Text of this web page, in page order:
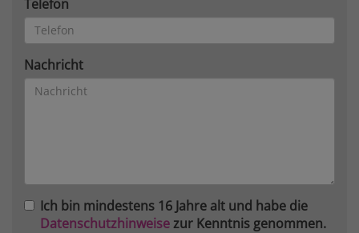
Telefon
Nachricht
Ich bin mindestens 16 Jahre alt und habe die
Datenschutzhinweisezur Kenntnis genommen.